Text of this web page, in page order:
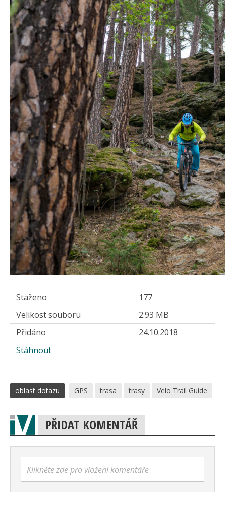
Staženo
177
Velikost souboru
2.93 MB
Přidáno
24.10.2018
Stáhnout
oblast dotazu GPS trasa trasy Velo Trail Guide
PŘIDAT KOMENTÁŘ
Klikněte zde pro vložení komentáře